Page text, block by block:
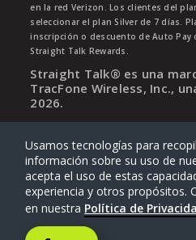
en la red Verizon. Los clientes del
seleccionar el plan Silver de 7 días.
inscripción o descuento de Auto Pay
Straight Talk Rewards.
Straight Talk® es una
TracFone Wireless, Inc.,
2026.
Usamos tecnologías para
información sobre su uso de
acepta el uso de estas
experiencia y otros propósitos.
en nuestra Política de